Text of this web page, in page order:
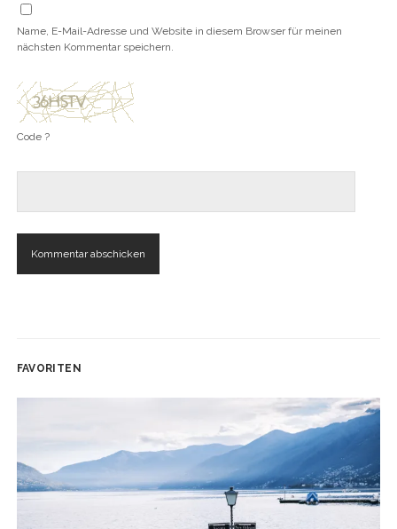
Name, E-Mail-Adresse und Website in diesem Browser für meinen
nächsten Kommentar speichern.
Code ?
FAVORITEN